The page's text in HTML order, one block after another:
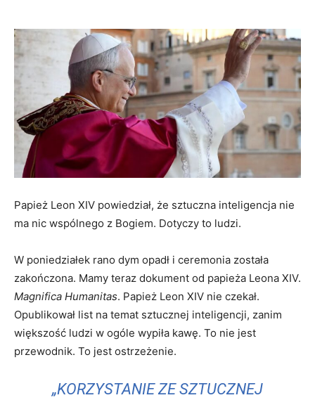
Zakupów
Papież Leon XIV powiedział, że sztuczna inteligencja nie
ma nic wspólnego z Bogiem. Dotyczy to ludzi.
W poniedziałek rano dym opadł i ceremonia została
zakończona. Mamy teraz dokument od papieża Leona XIV.
Magnifica Humanitas. Papież Leon XIV nie czekał.
Opublikował list na temat sztucznej inteligencji, zanim
większość ludzi w ogóle wypiła kawę. To nie jest
przewodnik. To jest ostrzeżenie.
„KORZYSTANIE ZE SZTUCZNEJ